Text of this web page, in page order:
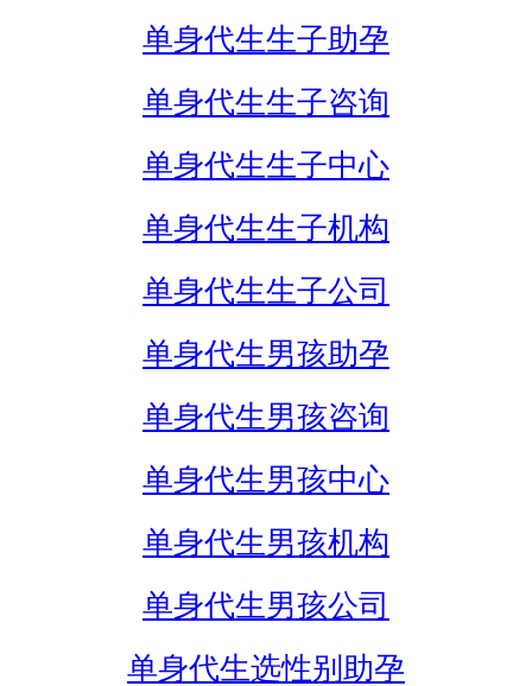
单身代生生子助孕
单身代生生子咨询
单身代生生子中心
单身代生生子机构
单身代生生子公司
单身代生男孩助孕
单身代生男孩咨询
单身代生男孩中心
单身代生男孩机构
单身代生男孩公司
单身代生选性别助孕